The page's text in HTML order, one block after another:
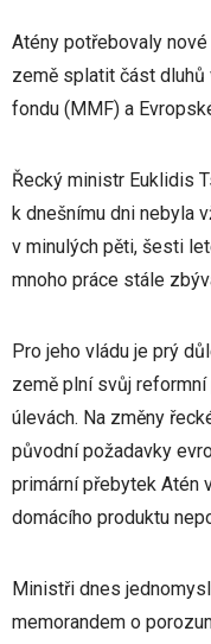
Atény potřebovaly
země splatit část
fondu (MMF) a
Řecký ministr Euklidis
k dnešnímu dni nebyla
v minulých pěti, šesti
mnoho práce stále
Pro jeho vládu je prý
země plní svůj
úlevách. Na změny
původní požadavky
primární přebytek Atén
domácího produktu
Ministři dnes
memorandem o